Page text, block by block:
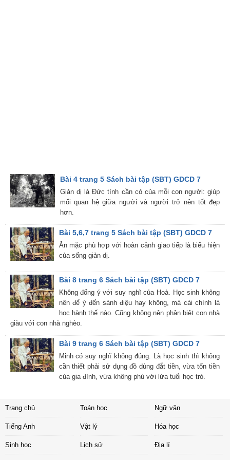
Bài 4 trang 5 Sách bài tập (SBT) GDCD 7
Giản dị là Đức tính cần có của mỗi con người: giúp
mối quan hệ giữa người và người trở nên tốt đẹp
hơn.
Bài 5,6,7 trang 5 Sách bài tập (SBT) GDCD 7
Ăn mặc phù hợp với hoàn cảnh giao tiếp là biểu hiện
của sống giản dị.
Bài 8 trang 6 Sách bài tập (SBT) GDCD 7
Không đổng ý với suy nghĩ của Hoà. Học sinh không
nên để ý đến sành điệu hay không, mà cái chính là
học hành thế nào. Cũng không nên phân biệt con nhà
giàu với con nhà nghèo.
Bài 9 trang 6 Sách bài tập (SBT) GDCD 7
Minh có suy nghĩ không đúng. Là học sinh thì không
cần thiết phải sử dụng đồ dùng đắt tiền, vừa tốn tiền
của gia đình, vừa không phù với lứa tuổi học trò.
Trang chủ Toán học Ngữ văn
Tiếng Anh Vật lý Hóa học
Sinh học Lịch sử Địa lí